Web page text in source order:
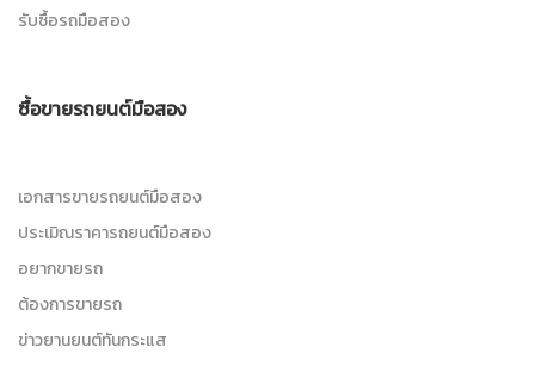
รับซื้อรถมือสอง
ซื้อขายรถยนต์มือสอง
เอกสารขายรถยนต์มือสอง
ประเมิณราคารถยนต์มือสอง
อยากขายรถ
ต้องการขายรถ
ข่าวยานยนต์ทันกระแส